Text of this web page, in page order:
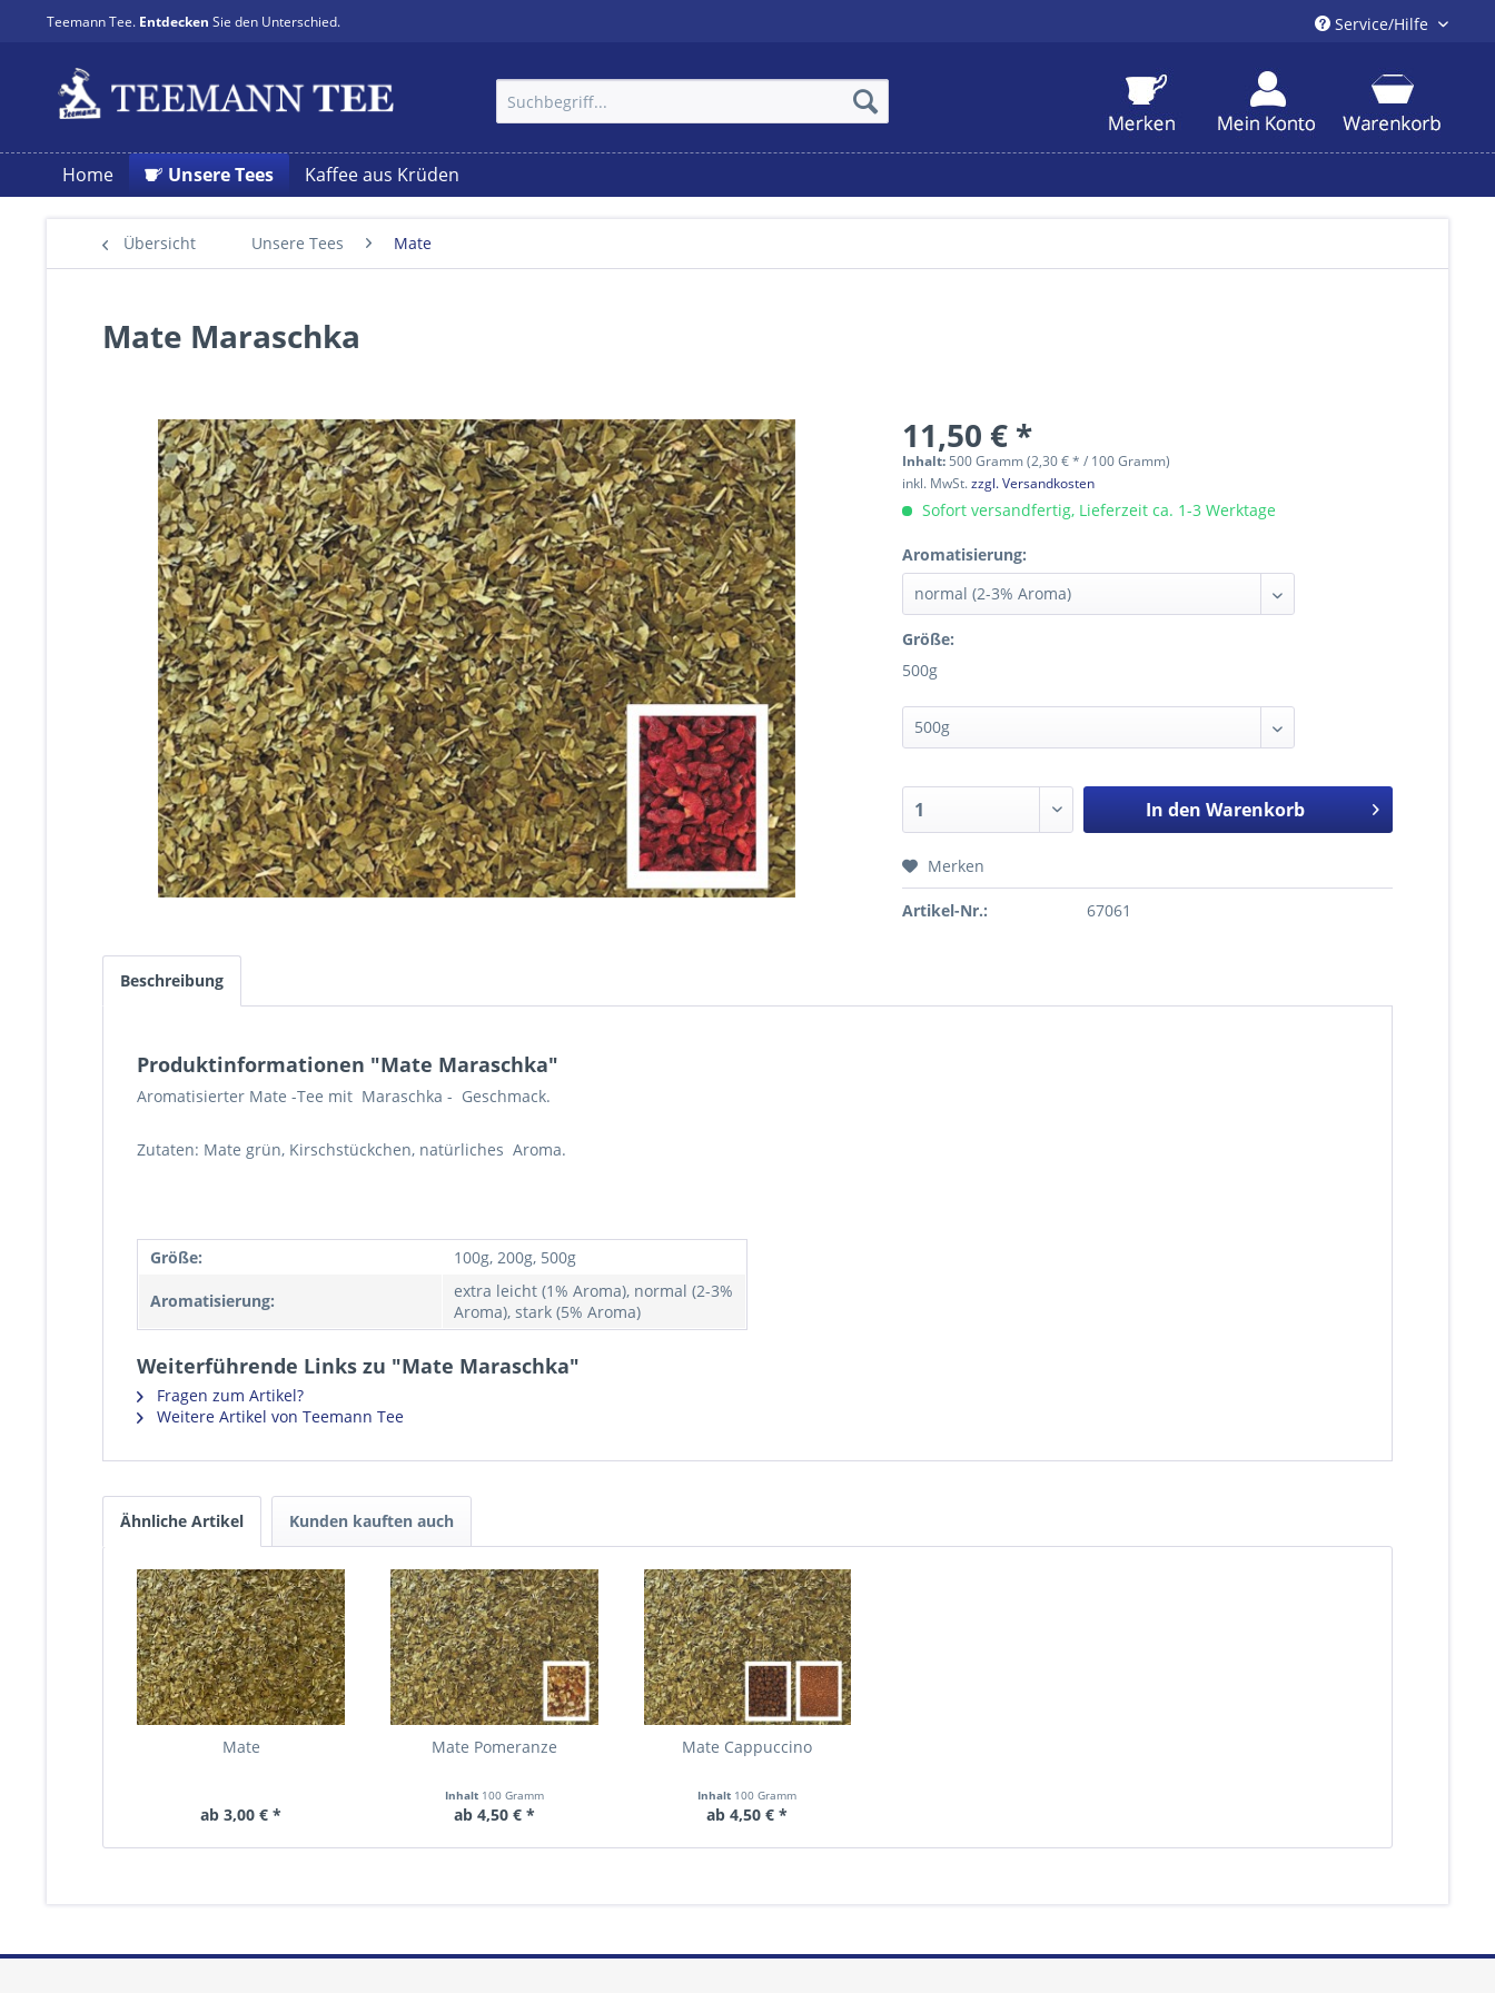
Teemann Tee. Entdecken Sie den Unterschied. Service/Hilfe
Home Unsere Tees Kaffee aus Krüden
Übersicht Unsere Tees Mate
Mate Maraschka
11,50 € *
Inhalt: 500 Gramm (2,30 € * / 100 Gramm)
inkl. MwSt.zzgl. Versandkosten
Sofort versandfertig, Lieferzeit ca. 1-3 Werktage
Aromatisierung:
Größe:
500g
In den Warenkorb
Merken
Artikel-Nr.: 67061
Beschreibung
Produktinformationen "Mate Maraschka"
Aromatisierter Mate -Tee mit Maraschka - Geschmack.
Zutaten: Mate grün, Kirschstückchen, natürliches Aroma.
Größe: 100g, 200g, 500g
Aromatisierung:
extra leicht (1% Aroma), normal (2-3%
Aroma), stark (5% Aroma)
Weiterführende Links zu "Mate Maraschka"
Fragen zum Artikel?
Weitere Artikel von Teemann Tee
Ähnliche Artikel Kunden kauften auch
Mate
ab 3,00 € *
Mate Pomeranze
Inhalt 100 Gramm
ab 4,50 € *
Mate Cappuccino
Inhalt 100 Gramm
ab 4,50 € *